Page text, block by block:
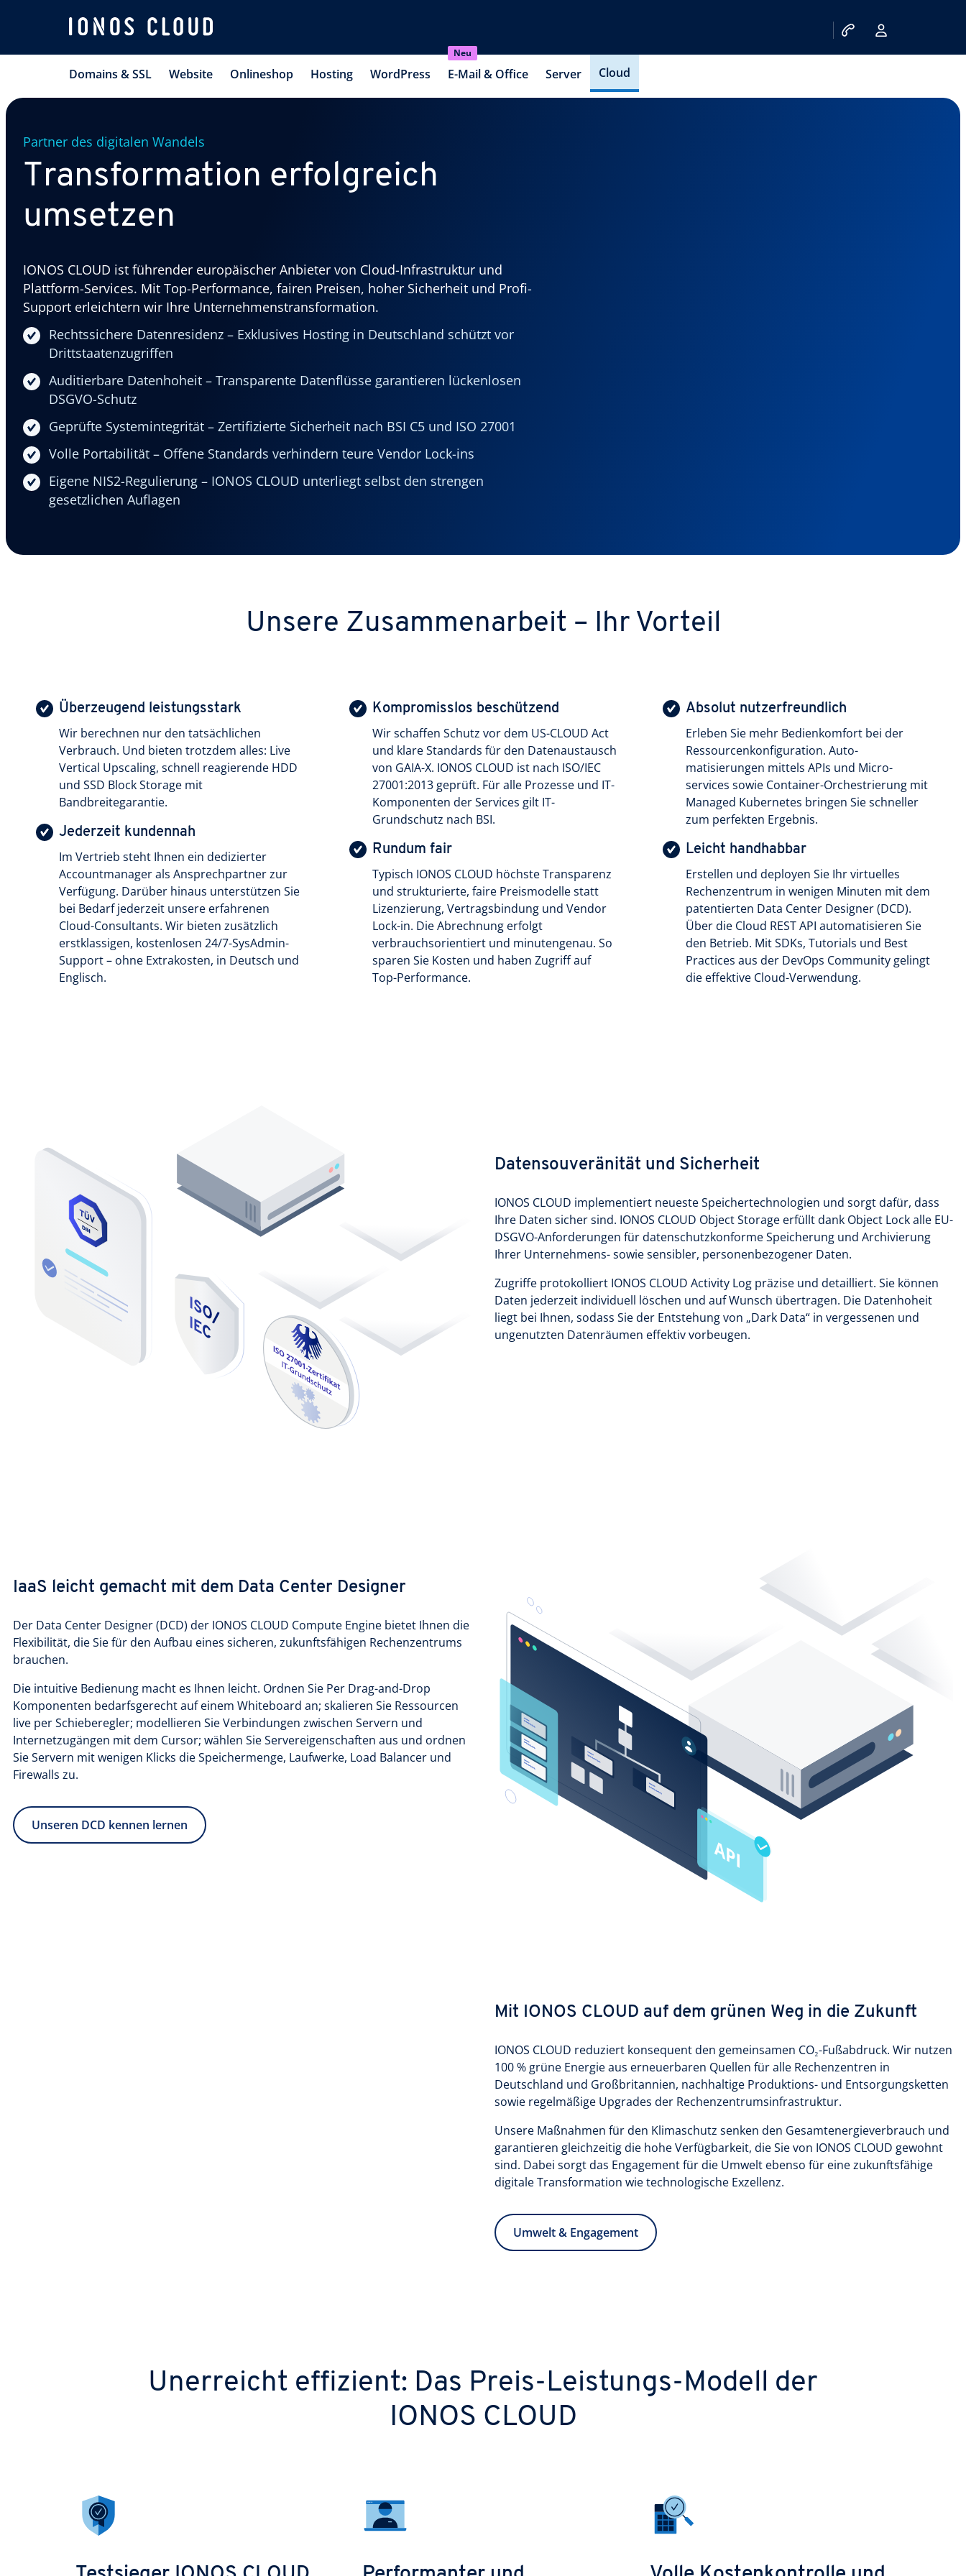
Domains & SSL Website Onlineshop Hosting WordPress
Neu
E-Mail & Office Server Cloud
Partner des digitalen Wandels
Transformation erfolgreich
umsetzen
IONOS CLOUD ist führender europäischer Anbieter von Cloud-Infrastruktur und
Plattform-Services. Mit Top-Performance, fairen Preisen, hoher Sicherheit und Profi-
Support erleichtern wir Ihre Unternehmenstransformation.
Rechtssichere Datenresidenz – Exklusives Hosting in Deutschland schützt vor
Drittstaatenzugriffen
Auditierbare Datenhoheit – Transparente Datenflüsse garantieren lückenlosen
DSGVO-Schutz
Geprüfte Systemintegrität – Zertifizierte Sicherheit nach BSI C5 und ISO 27001
Volle Portabilität – Offene Standards verhindern teure Vendor Lock-ins
Eigene NIS2-Regulierung – IONOS CLOUD unterliegt selbst den strengen
gesetzlichen Auflagen
Unsere Zusammenarbeit – Ihr Vorteil
Überzeugend leistungsstark
Wir berechnen nur den tatsächlichen
Verbrauch. Und bieten trotzdem alles: Live
Vertical Upscaling, schnell reagierende HDD
und SSD Block Storage mit
Bandbreitegarantie.
Jederzeit kundennah
Im Vertrieb steht Ihnen ein dedizierter
Accountmanager als Ansprechpartner zur
Verfügung. Darüber hinaus unterstützen Sie
bei Bedarf jederzeit unsere erfahrenen
Cloud-Consultants. Wir bieten zusätzlich
erstklassigen, kostenlosen 24/7-SysAdmin-
Support – ohne Extrakosten, in Deutsch und
Englisch.
Kompromisslos beschützend
Wir schaffen Schutz vor dem US-CLOUD Act
und klare Standards für den Datenaustausch
von GAIA-X. IONOS CLOUD ist nach ISO/IEC
27001:2013 geprüft. Für alle Prozesse und IT-
Komponenten der Services gilt IT-
Grundschutz nach BSI.
Rundum fair
Typisch IONOS CLOUD höchste Transparenz
und strukturierte, faire Preismodelle statt
Lizenzierung, Vertragsbindung und Vendor
Lock-in. Die Abrechnung erfolgt
verbrauchsorientiert und minutengenau. So
sparen Sie Kosten und haben Zugriff auf
Top-Performance.
Absolut nutzerfreundlich
Erleben Sie mehr Bedien­komfort bei der
Ressourcen­konfiguration. Auto­
matisierungen mittels APIs und Micro­
services sowie Container-Orchestrierung mit
Managed Kubernetes bringen Sie schneller
zum perfekten Ergebnis.
Leicht handhabbar
Erstellen und deployen Sie Ihr virtuelles
Rechenzentrum in wenigen Minuten mit dem
patentierten Data Center Designer (DCD).
Über die Cloud REST API automatisieren Sie
den Betrieb. Mit SDKs, Tutorials und Best
Practices aus der DevOps Community gelingt
die effektive Cloud-Verwendung.
Datensouveränität und Sicherheit
IONOS CLOUD implementiert neueste Speichertechnologien und sorgt dafür, dass
Ihre Daten sicher sind. IONOS CLOUD Object Storage erfüllt dank Object Lock alle EU-
DSGVO-Anforderungen für datenschutzkonforme Speicherung und Archivierung
Ihrer Unternehmens- sowie sensibler, personenbezogener Daten.
Zugriffe protokolliert IONOS CLOUD Activity Log präzise und detailliert. Sie können
Daten jederzeit individuell löschen und auf Wunsch übertragen. Die Datenhoheit
liegt bei Ihnen, sodass Sie der Entstehung von „Dark Data“ in vergessenen und
ungenutzten Datenräumen effektiv vorbeugen.
IaaS leicht gemacht mit dem Data Center Designer
Der Data Center Designer (DCD) der IONOS CLOUD Compute Engine bietet Ihnen die
Flexibilität, die Sie für den Aufbau eines sicheren, zukunftsfähigen Rechenzentrums
brauchen.
Die intuitive Bedienung macht es Ihnen leicht. Ordnen Sie Per Drag-and-Drop
Komponenten bedarfsgerecht auf einem Whiteboard an; skalieren Sie Ressourcen
live per Schieberegler; modellieren Sie Verbindungen zwischen Servern und
Internetzugängen mit dem Cursor; wählen Sie Servereigenschaften aus und ordnen
Sie Servern mit wenigen Klicks die Speichermenge, Laufwerke, Load Balancer und
Firewalls zu.
Unseren DCD kennen lernen
Mit IONOS CLOUD auf dem grünen Weg in die Zukunft
IONOS CLOUD reduziert konsequent den gemeinsamen CO₂-Fußabdruck. Wir nutzen
100 % grüne Energie aus erneuerbaren Quellen für alle Rechenzentren in
Deutschland und Großbritannien, nachhaltige Produktions- und Entsorgungsketten
sowie regelmäßige Upgrades der Rechenzentrumsinfrastruktur.
Unsere Maßnahmen für den Klimaschutz senken den Gesamtenergieverbrauch und
garantieren gleichzeitig die hohe Verfügbarkeit, die Sie von IONOS CLOUD gewohnt
sind. Dabei sorgt das Engagement für die Umwelt ebenso für eine zukunftsfähige
digitale Transformation wie technologische Exzellenz.
Umwelt & Engagement
Unerreicht effizient: Das Preis-Leistungs-Modell der
IONOS CLOUD